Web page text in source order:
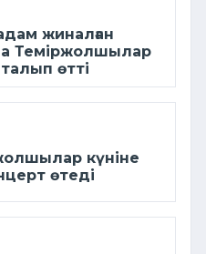
жиналған
Теміржолшылар
өтті
күніне
өтеді